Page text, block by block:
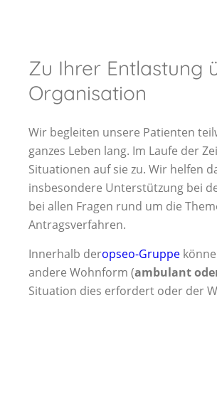
Zu Ihrer Entlastung
Organisation
Wir begleiten unsere Patienten
ganzes Leben lang. Im Laufe der
Situationen auf sie zu. Wir helfen
insbesondere Unterstützung bei
bei allen Fragen rund um die
Antragsverfahren.
Innerhalb deropseo-Gruppe
andere Wohnform (ambulant
Situation dies erfordert oder der